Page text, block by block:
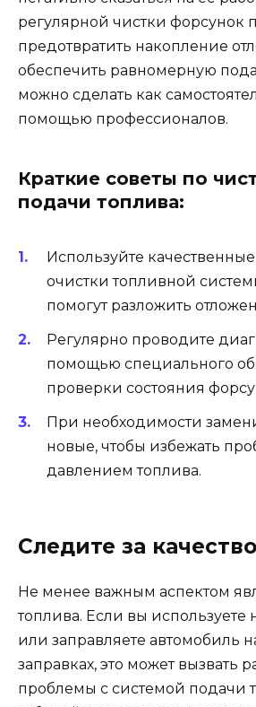
регулярной чистки форсунок
предотвратить накопление
обеспечить равномерную
можно сделать как
помощью профессионалов.
Краткие советы по
подачи топлива:
Используйте
очистки топливной
помогут разложить
Регулярно проводите
помощью специального
проверки состояния
При необходимости
новые, чтобы избежать
давлением топлива.
Следите за
Не менее важным аспектом
топлива. Если вы используете
или заправляете автомобиль
заправках, это может вызвать
проблемы с системой подачи